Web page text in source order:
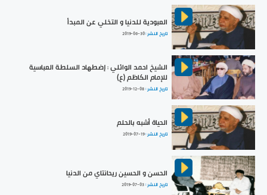
العبودية للدنيا و التخلي عن المبدأ
تاريخ النشر :2019-06-30
الشيخ احمد الوائلي : إضطهاد السلطة العباسية
للإمام الكاظم (ع)
تاريخ النشر :2019-12-08
الحياة أشبه بالحلم
تاريخ النشر :2019-07-19
الحسن و الحسين ريحانتاي من الدنيا
تاريخ النشر :2019-07-03